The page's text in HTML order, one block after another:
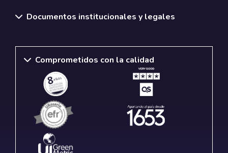
Documentos institucionales y legales
Comprometidos con la calidad